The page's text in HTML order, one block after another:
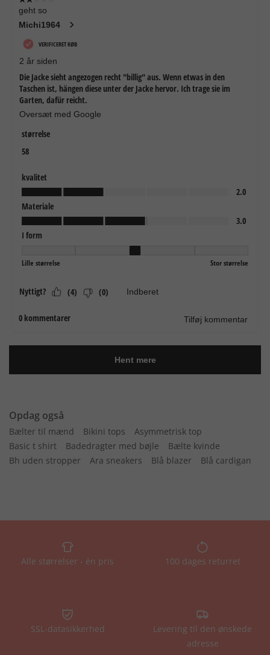
Opdag også
Bælter til mænd Bikini tops
Asymmetrisk top
Basic t shirt
Badedragter med bøjle
Bælte kvinde
Bh uden stropper
Ara sneakers Blå blazer Blå cardigan
Alle størrelser - én pris 100 dages returret
SSL-datasikkerhed
Levering til den ønskede
adresse